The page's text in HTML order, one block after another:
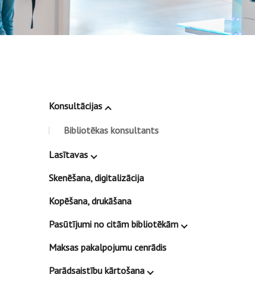
Konsultācijas
Bibliotēkas konsultants
Lasītavas
Skenēšana, digitalizācija
Kopēšana, drukāšana
Pasūtījumi no citām bibliotēkām
Maksas pakalpojumu cenrādis
Parādsaistību kārtošana